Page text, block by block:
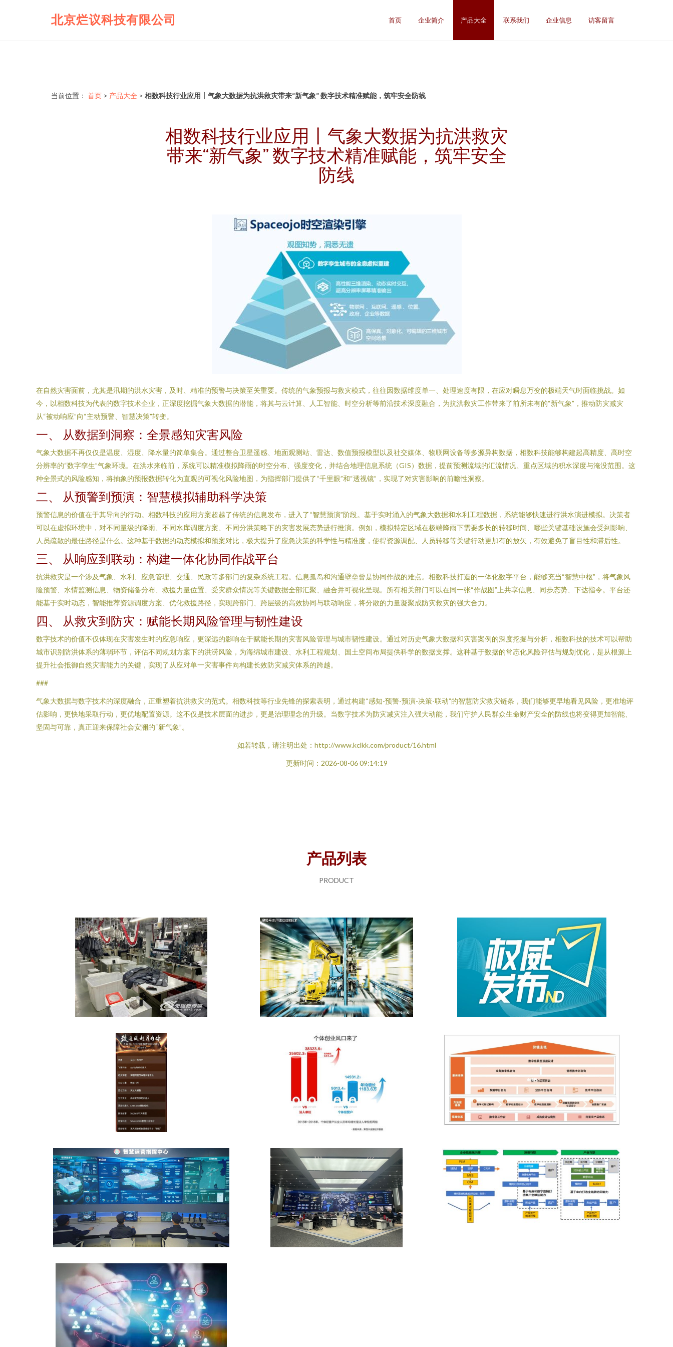
北京烂议科技有限公司 首页 企业简介 产品大全 联系我们 企业信息 访客留言
当前位置： 首页 > 产品大全 > 相数科技行业应用丨气象大数据为抗洪救灾带来“新气象” 数字技术精准赋能，筑牢安全防线
相数科技行业应用丨气象大数据为抗洪救灾
带来“新气象” 数字技术精准赋能，筑牢安全
防线
在自然灾害面前，尤其是汛期的洪水灾害，及时、精准的预警与决策至关重要。传统的气象预报与救灾模式，往往因数据维度单一、处理速度有限，在应对瞬息万变的极端天气时面临挑战。如
今，以相数科技为代表的数字技术企业，正深度挖掘气象大数据的潜能，将其与云计算、人工智能、时空分析等前沿技术深度融合，为抗洪救灾工作带来了前所未有的“新气象”，推动防灾减灾
从“被动响应”向“主动预警、智慧决策”转变。
一、 从数据到洞察：全景感知灾害风险
气象大数据不再仅仅是温度、湿度、降水量的简单集合。通过整合卫星遥感、地面观测站、雷达、数值预报模型以及社交媒体、物联网设备等多源异构数据，相数科技能够构建起高精度、高时空
分辨率的“数字孪生”气象环境。在洪水来临前，系统可以精准模拟降雨的时空分布、强度变化，并结合地理信息系统（GIS）数据，提前预测流域的汇流情况、重点区域的积水深度与淹没范围。这
种全景式的风险感知，将抽象的预报数据转化为直观的可视化风险地图，为指挥部门提供了“千里眼”和“透视镜”，实现了对灾害影响的前瞻性洞察。
二、 从预警到预演：智慧模拟辅助科学决策
预警信息的价值在于其导向的行动。相数科技的应用方案超越了传统的信息发布，进入了“智慧预演”阶段。基于实时涌入的气象大数据和水利工程数据，系统能够快速进行洪水演进模拟。决策者
可以在虚拟环境中，对不同量级的降雨、不同水库调度方案、不同分洪策略下的灾害发展态势进行推演。例如，模拟特定区域在极端降雨下需要多长的转移时间、哪些关键基础设施会受到影响、
人员疏散的最佳路径是什么。这种基于数据的动态模拟和预案对比，极大提升了应急决策的科学性与精准度，使得资源调配、人员转移等关键行动更加有的放矢，有效避免了盲目性和滞后性。
三、 从响应到联动：构建一体化协同作战平台
抗洪救灾是一个涉及气象、水利、应急管理、交通、民政等多部门的复杂系统工程。信息孤岛和沟通壁垒曾是协同作战的难点。相数科技打造的一体化数字平台，能够充当“智慧中枢”，将气象风
险预警、水情监测信息、物资储备分布、救援力量位置、受灾群众情况等关键数据全部汇聚、融合并可视化呈现。所有相关部门可以在同一张“作战图”上共享信息、同步态势、下达指令。平台还
能基于实时动态，智能推荐资源调度方案、优化救援路径，实现跨部门、跨层级的高效协同与联动响应，将分散的力量凝聚成防灾救灾的强大合力。
四、 从救灾到防灾：赋能长期风险管理与韧性建设
数字技术的价值不仅体现在灾害发生时的应急响应，更深远的影响在于赋能长期的灾害风险管理与城市韧性建设。通过对历史气象大数据和灾害案例的深度挖掘与分析，相数科技的技术可以帮助
城市识别防洪体系的薄弱环节，评估不同规划方案下的洪涝风险，为海绵城市建设、水利工程规划、国土空间布局提供科学的数据支撑。这种基于数据的常态化风险评估与规划优化，是从根源上
提升社会抵御自然灾害能力的关键，实现了从应对单一灾害事件向构建长效防灾减灾体系的跨越。
###
气象大数据与数字技术的深度融合，正重塑着抗洪救灾的范式。相数科技等行业先锋的探索表明，通过构建“感知-预警-预演-决策-联动”的智慧防灾救灾链条，我们能够更早地看见风险，更准地评
估影响，更快地采取行动，更优地配置资源。这不仅是技术层面的进步，更是治理理念的升级。当数字技术为防灾减灾注入强大动能，我们守护人民群众生命财产安全的防线也将变得更加智能、
坚固与可靠，真正迎来保障社会安澜的“新气象”。
如若转载，请注明出处：http://www.kclkk.com/product/16.html
更新时间：2026-08-06 09:14:19
产品列表
PRODUCT